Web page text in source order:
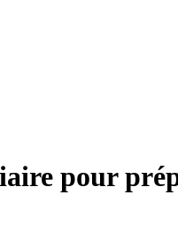
pour